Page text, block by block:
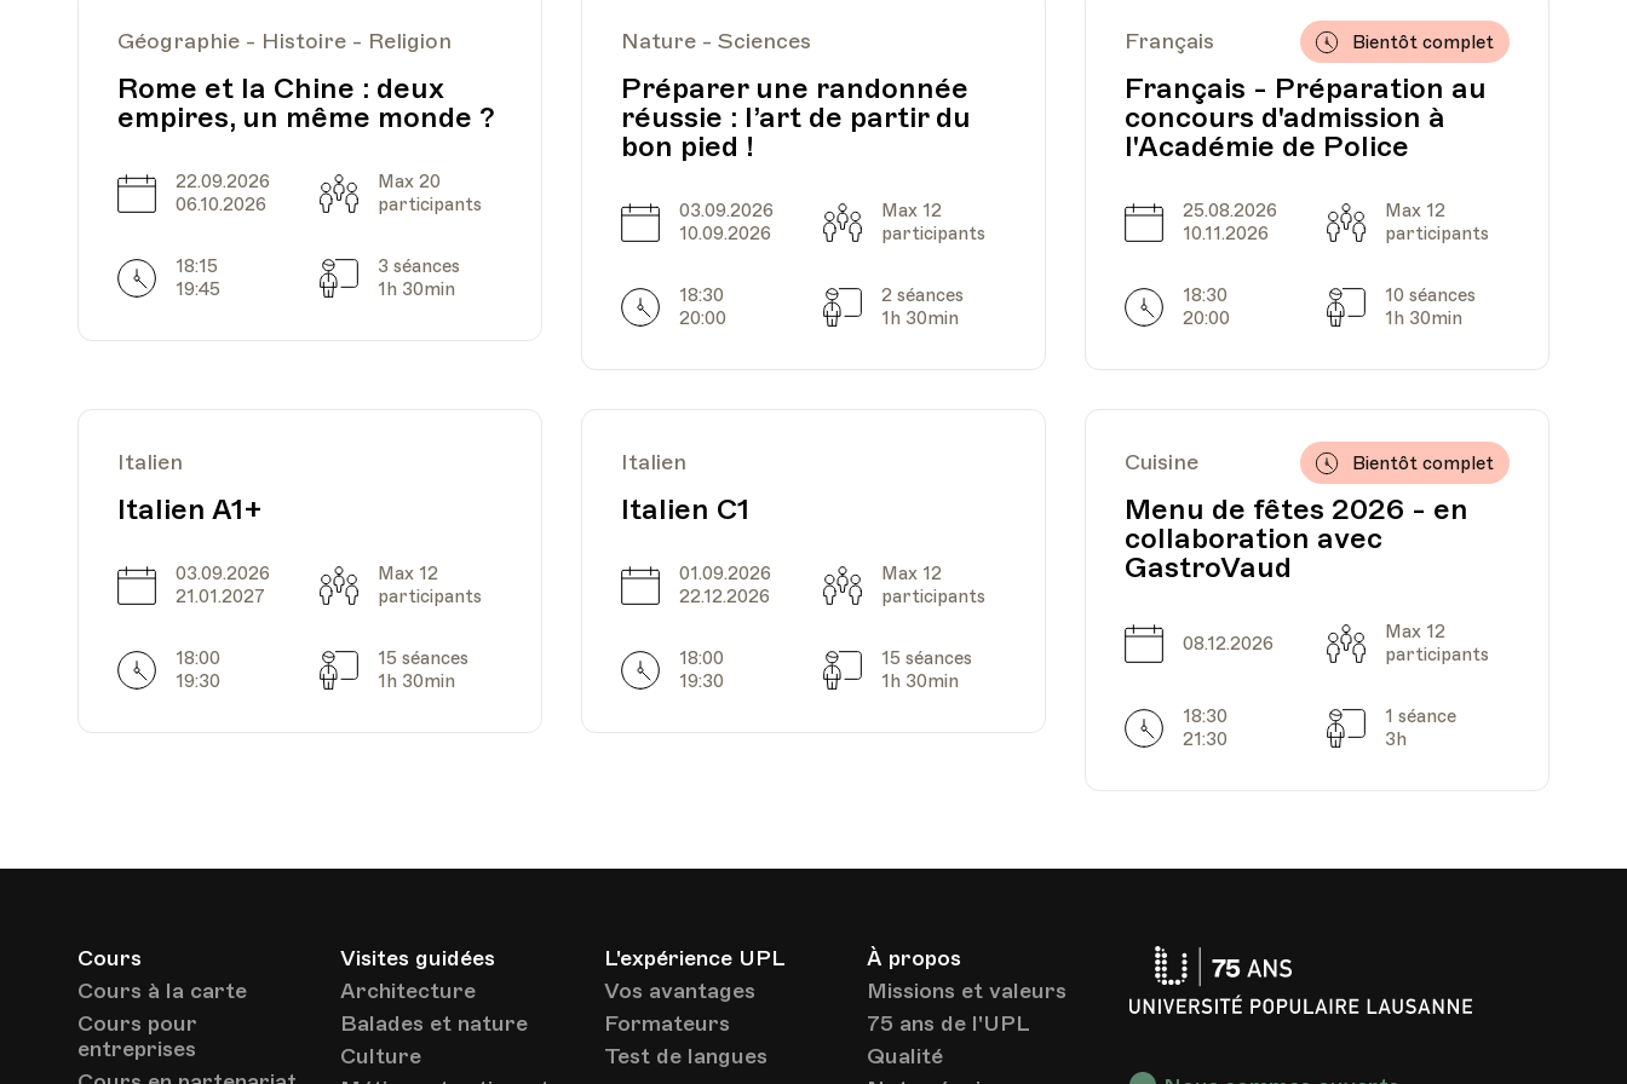
HEP - Haute Ecole
Pédagogique - Salle 723
1005, Lausanne
Lieu
HEP - Haute Ecole
1005, Lausanne
Date31.03.2025 Heure
18.00
1005, Lausanne
Av. de Cour 33
Date28.04.2025 Heure
18.00 Lieu
HEP - Haute Ecole
Pédagogique - Salle 723
1005, Lausanne
Av. de Cour 33
Géographie - Histoire - Religion
Rome et la Chine : deux
empires, un même monde ?
Date
22.09.2026
06.10.2026
Capacité
Max 20
participants
Horarires
18:15
19:45
Séances
3 séances
1h 30min
Nature - Sciences
Préparer une randonnée
réussie : l’art de partir du
bon pied !
Date
03.09.2026
10.09.2026
Capacité
Max 12
participants
Horarires
18:30
20:00
Séances
2 séances
1h 30min
Français
Français - Préparation au
concours d'admission à
l'Académie de Police
Bientôt complet
Date
25.08.2026
10.11.2026
Capacité
Max 12
participants
Horarires
18:30
20:00
Séances
10 séances
1h 30min
Italien
Italien A1+
Date
03.09.2026
21.01.2027
Capacité
Max 12
participants
Horarires
18:00
19:30
Séances
15 séances
1h 30min
Italien
Italien C1
Date
01.09.2026
22.12.2026
Capacité
Max 12
participants
Horarires
18:00
19:30
Séances
15 séances
1h 30min
Cuisine
Menu de fêtes 2026 - en
collaboration avec
GastroVaud
Bientôt complet
Date
08.12.2026 Capacité
Max 12
participants
Horarires
18:30
21:30
Séances
1 séance
3h
Cours
Cours à la carte
Cours pour
entreprises
Visites guidées
Architecture
Balades et nature
Culture
L'expérience UPL
Vos avantages
Formateurs
Test de langues
À propos
Missions et valeurs
75 ans de l'UPL
Qualité